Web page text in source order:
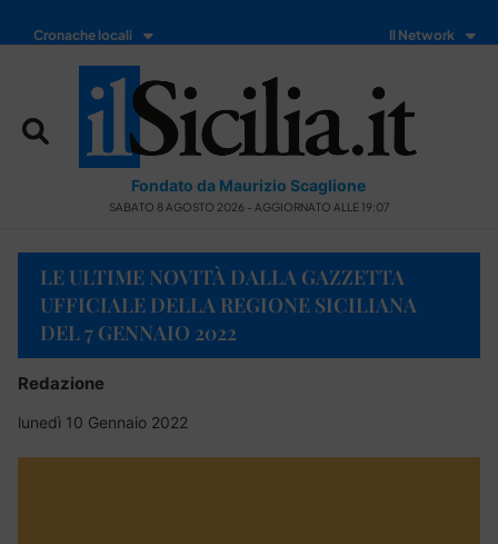
Cronache locali Il Network
Fondato da Maurizio Scaglione
SABATO 8 AGOSTO 2026 - AGGIORNATO ALLE 19:07
LE ULTIME NOVITÀ DALLA GAZZETTA
UFFICIALE DELLA REGIONE SICILIANA
DEL 7 GENNAIO 2022
Redazione
lunedì 10 Gennaio 2022